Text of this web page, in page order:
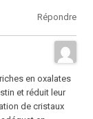
Répondre
en oxalates
et réduit leur
de cristaux